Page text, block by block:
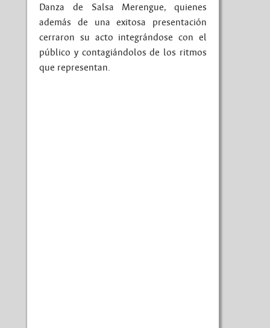
Danza de Salsa Merengue, quienes
además de una exitosa presentación
cerraron su acto integrándose con el
público y contagiándolos de los ritmos
que representan.